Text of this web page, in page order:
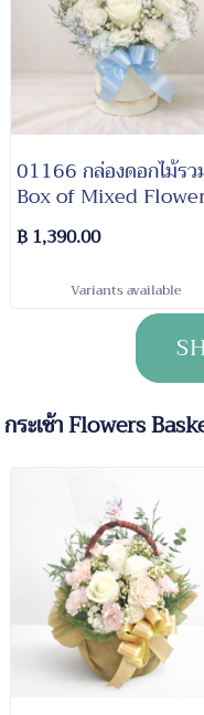
01166 กล่องดอกไม้รว
Box of Mixed
฿ 1,390.00
Variants available
กระเช้า Flowers